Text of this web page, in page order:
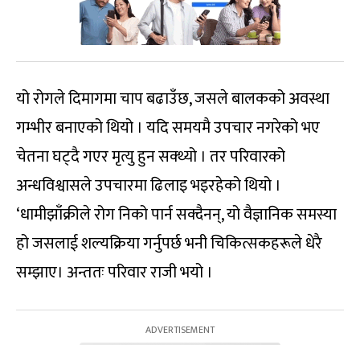
यो रोगले दिमागमा चाप बढाउँछ, जसले बालकको अवस्था
गम्भीर बनाएको थियो । यदि समयमै उपचार नगरेको भए
चेतना घट्दै गएर मृत्यु हुन सक्थ्यो । तर परिवारको
अन्धविश्वासले उपचारमा ढिलाइ भइरहेको थियो ।
‘धामीझाँक्रीले रोग निको पार्न सक्दैनन्, यो वैज्ञानिक समस्या
हो जसलाई शल्यक्रिया गर्नुपर्छ भनी चिकित्सकहरूले धेरै
सम्झाए। अन्ततः परिवार राजी भयो ।